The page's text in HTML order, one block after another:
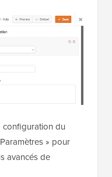
configuration du
» pour
avancés de